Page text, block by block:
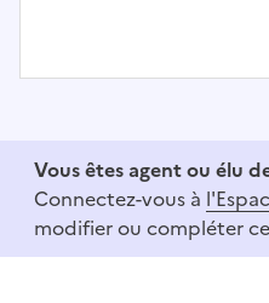
f
Vous êtes agent ou élu
Connectez-vous à
modifier ou compléter